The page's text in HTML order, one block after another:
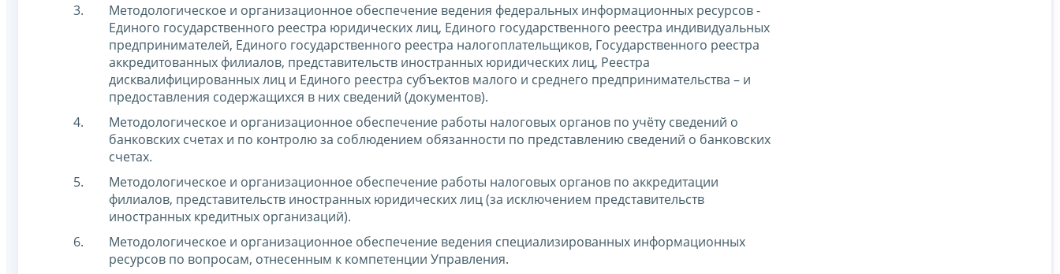
Методологическое и организационное обеспечение ведения федеральных информационных ресурсов -
Единого государственного реестра юридических лиц, Единого государственного реестра индивидуальных
предпринимателей, Единого государственного реестра налогоплательщиков, Государственного реестра
аккредитованных филиалов, представительств иностранных юридических лиц, Реестра
дисквалифицированных лиц и Единого реестра субъектов малого и среднего предпринимательства – и
предоставления содержащихся в них сведений (документов).
Методологическое и организационное обеспечение работы налоговых органов по учёту сведений о
банковских счетах и по контролю за соблюдением обязанности по представлению сведений о банковских
счетах.
Методологическое и организационное обеспечение работы налоговых органов по аккредитации
филиалов, представительств иностранных юридических лиц (за исключением представительств
иностранных кредитных организаций).
Методологическое и организационное обеспечение ведения специализированных информационных
ресурсов по вопросам, отнесенным к компетенции Управления.